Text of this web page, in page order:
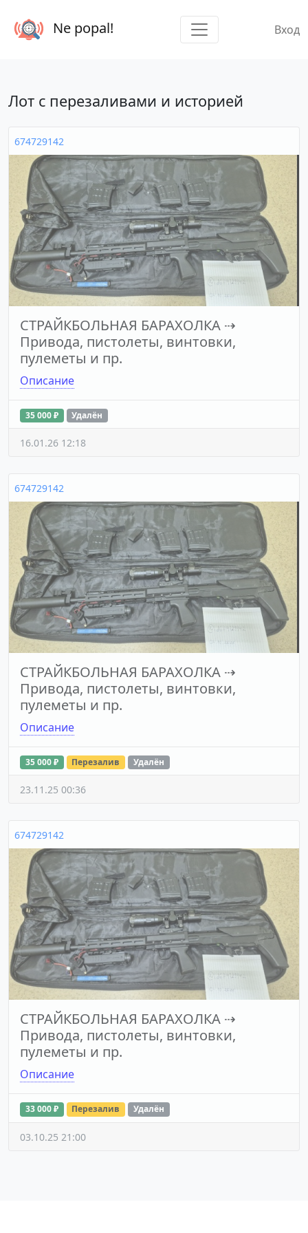
Ne popal! Вход
Лот с перезаливами и историей
674729142
СТРАЙКБОЛЬНАЯ БАРАХОЛКА ⇢
Привода, пистолеты, винтовки,
пулеметы и пр.
Описание
35 000 ₽ Удалён
16.01.26 12:18
674729142
СТРАЙКБОЛЬНАЯ БАРАХОЛКА ⇢
Привода, пистолеты, винтовки,
пулеметы и пр.
Описание
35 000 ₽ Перезалив Удалён
23.11.25 00:36
674729142
СТРАЙКБОЛЬНАЯ БАРАХОЛКА ⇢
Привода, пистолеты, винтовки,
пулеметы и пр.
Описание
33 000 ₽ Перезалив Удалён
03.10.25 21:00